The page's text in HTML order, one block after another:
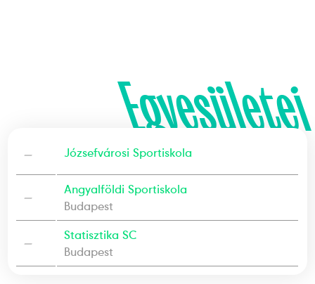
Egyesületei
— Józsefvárosi Sportiskola
—
Angyalföldi Sportiskola
Budapest
—
Statisztika SC
Budapest